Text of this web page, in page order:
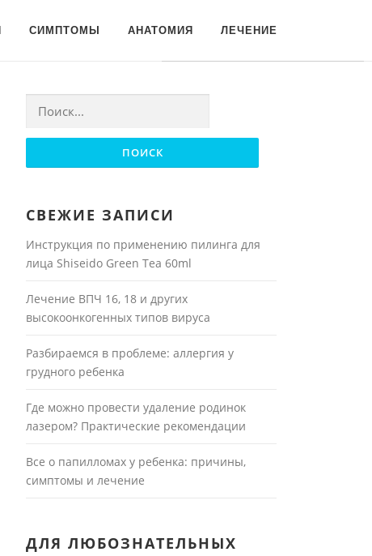
СИМПТОМЫ АНАТОМИЯ ЛЕЧЕНИЕ
Найти:
СВЕЖИЕ ЗАПИСИ
Инструкция по применению пилинга для
лица Shiseido Green Tea 60ml
Лечение ВПЧ 16, 18 и других
высокоонкогенных типов вируса
Разбираемся в проблеме: аллергия у
грудного ребенка
Где можно провести удаление родинок
лазером? Практические рекомендации
Все о папилломах у ребенка: причины,
симптомы и лечение
ДЛЯ ЛЮБОЗНАТЕЛЬНЫХ
Для любых предложений по